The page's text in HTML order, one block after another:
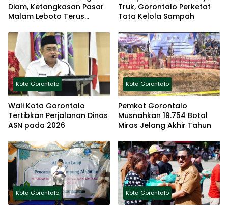
Diam, Ketangkasan Pasar
Malam Leboto Terus
Truk, Gorontalo Perketat
Tata Kelola Sampah
Kota Gorontalo
Wali Kota Gorontalo
Tertibkan Perjalanan Dinas
ASN pada 2026
Kota Gorontalo
Pemkot Gorontalo
Musnahkan 19.754 Botol
Miras Jelang Akhir Tahun
Kota Gorontalo Kota Gorontalo